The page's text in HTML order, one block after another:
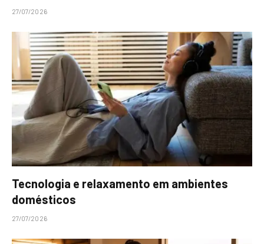
27/07/2026
Tecnologia e relaxamento em ambientes
domésticos
27/07/2026